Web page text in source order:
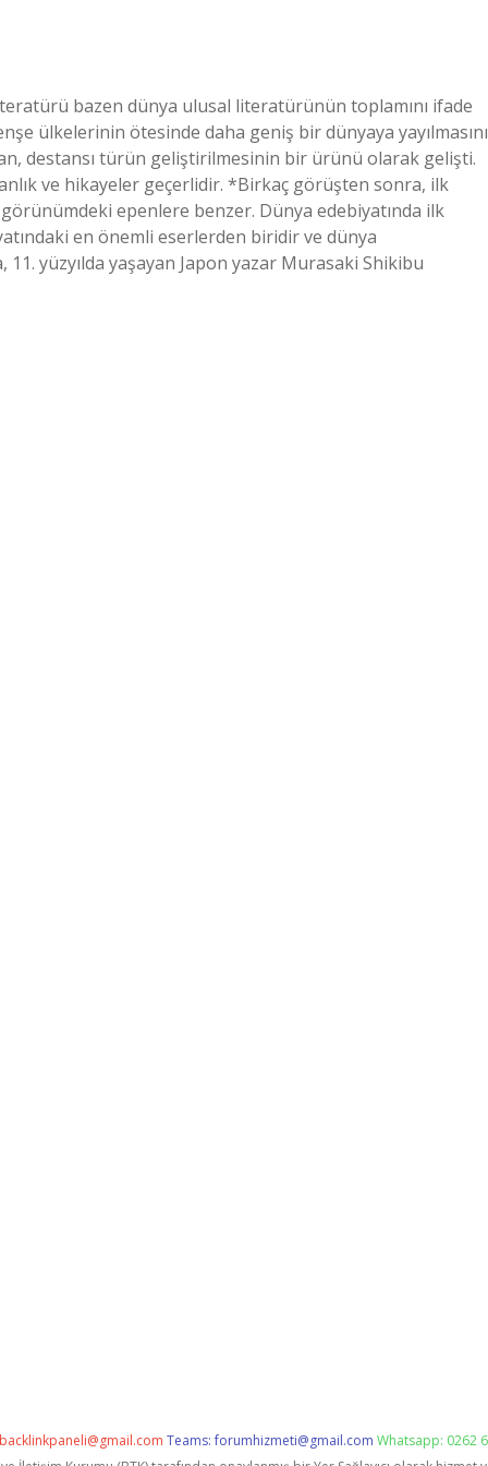
bazen dünya ulusal literatürünün toplamını ifade
ülkelerinin ötesinde daha geniş bir dünyaya yayılmasını
destansı türün geliştirilmesinin bir ürünü olarak gelişti.
ve hikayeler geçerlidir. *Birkaç görüşten sonra, ilk
epenlere benzer. Dünya edebiyatında ilk
en önemli eserlerden biridir ve dünya
yüzyılda yaşayan Japon yazar Murasaki Shikibu
backlinkpaneli@gmail.com Teams:forumhizmeti@gmail.com Whatsapp: 0262